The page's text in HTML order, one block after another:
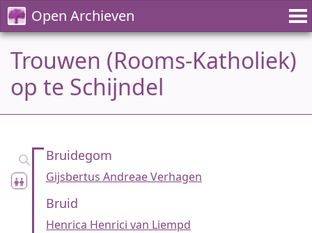
Open Archieven
Trouwen (Rooms-Katholiek)
op te Schijndel
Bruidegom
Gijsbertus Andreae Verhagen
Bruid
Henrica Henrici van Liempd